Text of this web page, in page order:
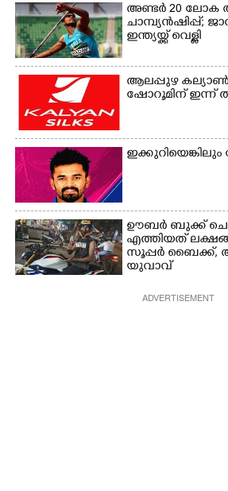
അണ്ടർ 20 ലോക
ചാമ്പ്യൻഷിപ്പ്;
ഇന്ത്യയ്ക്ക് വെള്ളി
ആലപ്പുഴ
ഷോറൂമിന് ഇന്ന്
ഊബർ ബുക്ക്
എത്തിയത്
സൂപ്പർ ബൈക്ക്,​
യുവാവ്
ADVERTISEMENT